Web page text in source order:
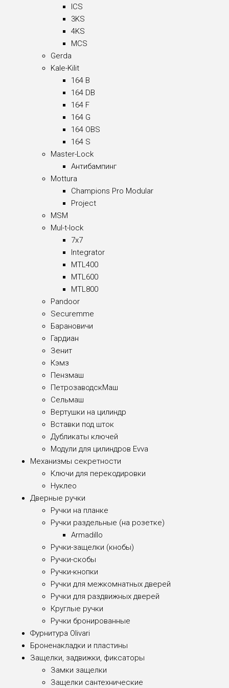
ICS
3KS
4KS
MCS
Gerda
Kale-Kilit
164 B
164 DB
164 F
164 G
164 OBS
164 S
Master-Lock
Антибампинг
Mottura
Champions Pro Modular
Project
MSM
Mul-t-lock
7x7
Integrator
MTL400
MTL600
MTL800
Pandoor
Securemme
Барановичи
Гардиан
Зенит
Кэмз
Пензмаш
ПетрозаводскМаш
Сельмаш
Вертушки на цилиндр
Вставки под шток
Дубликаты ключей
Модули для цилиндров Evva
Механизмы секретности
Ключи для перекодировки
Нуклео
Дверные ручки
Ручки на планке
Ручки раздельные (на розетке)
Armadillo
Ручки-защелки (кнобы)
Ручки-скобы
Ручки-кнопки
Ручки для межкомнатных дверей
Ручки для раздвижных дверей
Круглые ручки
Ручки бронированные
Фурнитура Olivari
Броненакладки и пластины
Защелки, задвижки, фиксаторы
Замки защелки
Защелки сантехнические